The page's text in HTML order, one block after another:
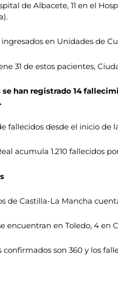
de Albacete, 11 en el
en Unidades de
31 de estos pacientes,
han registrado 14
fallecidos desde el inicio de
acumula 1.210 fallecidos
de Castilla-La Mancha
encuentran en Toledo, 4 en
confirmados son 360 y los